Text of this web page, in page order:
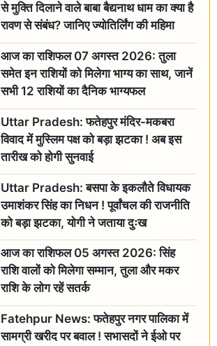
से मुक्ति दिलाने वाले बाबा बैद्यनाथ धाम का क्या है
रावण से संबंध? जानिए ज्योतिर्लिंग की महिमा
आज का राशिफल 07 अगस्त 2026: तुला
समेत इन राशियों को मिलेगा भाग्य का साथ, जानें
सभी 12 राशियों का दैनिक भाग्यफल
Uttar Pradesh: फतेहपुर मंदिर-मकबरा
विवाद में मुस्लिम पक्ष को बड़ा झटका ! अब इस
तारीख को होगी सुनवाई
Uttar Pradesh: बसपा के इकलौते विधायक
उमाशंकर सिंह का निधन ! पूर्वांचल की राजनीति
को बड़ा झटका, योगी ने जताया दुःख
आज का राशिफल 05 अगस्त 2026: सिंह
राशि वालों को मिलेगा सम्मान, तुला और मकर
राशि के लोग रहें सतर्क
Fatehpur News: फतेहपुर नगर पालिका में
सामग्री खरीद पर बवाल ! सभासदों ने ईओ पर